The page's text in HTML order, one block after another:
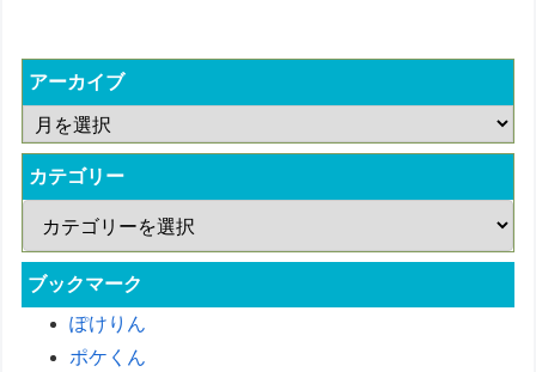
アーカイブ
カテゴリー
ブックマーク
ぽけりん
ポケくん